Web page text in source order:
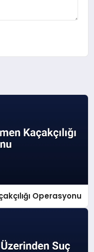
Operasyonu